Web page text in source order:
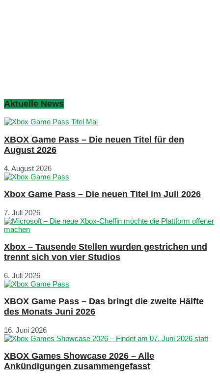
Aktuelle News
XBOX Game Pass – Die neuen Titel für den
August 2026
4. August 2026
Xbox Game Pass – Die neuen Titel im Juli 2026
7. Juli 2026
Xbox – Tausende Stellen wurden gestrichen und
trennt sich von vier Studios
6. Juli 2026
XBOX Game Pass – Das bringt die zweite Hälfte
des Monats Juni 2026
16. Juni 2026
XBOX Games Showcase 2026 – Alle
Ankündigungen zusammengefasst